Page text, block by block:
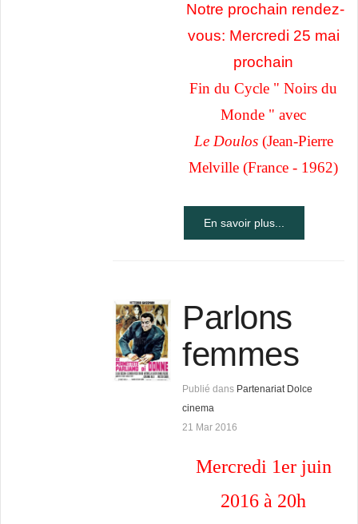
Notre prochain rendez-
vous: Mercredi 25 mai
prochain
Fin du Cycle " Noirs du
Monde " avec
Le Doulos(Jean-Pierre
Melville (France - 1962)
En savoir plus...
Parlons
femmes
Publié dans Partenariat Dolce
cinema
21 Mar 2016
Mercredi 1er juin
2016 à 20h